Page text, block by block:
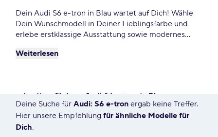
Dein Audi S6 e-tron in Blau wartet auf Dich! Wähle
Dein Wunschmodell in Deiner Lieblingsfarbe und
erlebe erstklassige Ausstattung sowie modernes
Finanzierungsoptionen und fahre Dein Audi S6 e-
Weiterlesen
schnell verfügbare Audi S6 e-tron in Blau
7 Angebote für Deine Suche
Deine Suche für Audi: S6 e-tron ergab keine Treffer.
Hier unsere Empfehlung für ähnliche Modelle für
Dich.